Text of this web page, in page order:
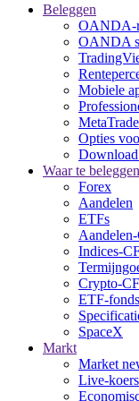
Beleggen
OANDA-
OANDA
Mobiele
Opties
Waar te beleggen
Forex
Aandelen
ETFs
Indices-
Crypto-
ETF-
SpaceX
Markt
Market
Live-